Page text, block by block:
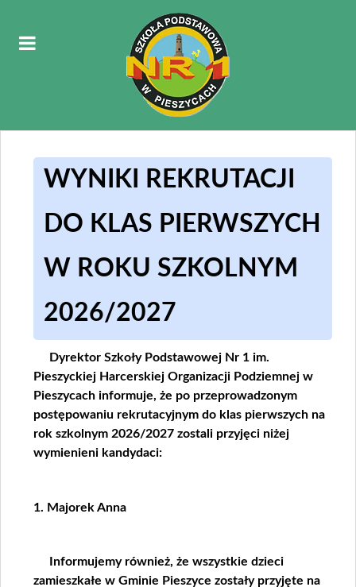
WYNIKI REKRUTACJI
DO KLAS PIERWSZYCH
W ROKU SZKOLNYM
2026/2027
Dyrektor Szkoły Podstawowej Nr 1 im.
Pieszyckiej Harcerskiej Organizacji Podziemnej w
Pieszycach informuje, że po przeprowadzonym
postępowaniu rekrutacyjnym do klas pierwszych na
rok szkolnym 2026/2027 zostali przyjęci niżej
wymienieni kandydaci:
1. Majorek Anna
Informujemy również, że wszystkie dzieci
zamieszkałe w Gminie Pieszyce zostały przyjęte na